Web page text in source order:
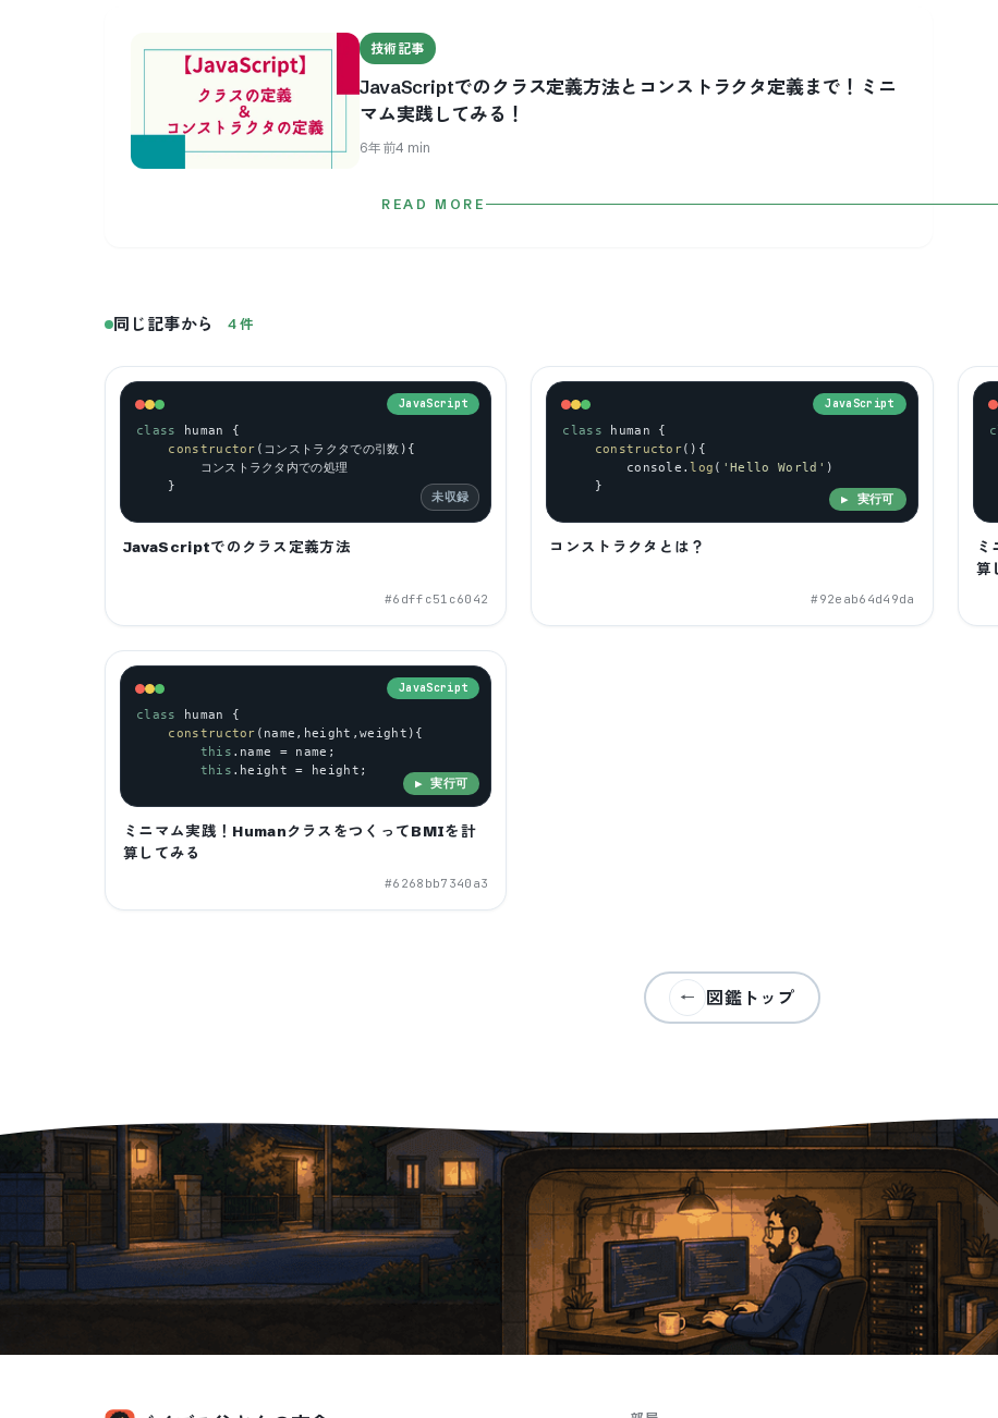
技術記事
JavaScriptでのクラス定義方法とコンストラクタ定義まで！ミニ
マム実践してみる！
6年前4 min
READ MORE
同じ記事から 4 件
JavaScript
class human
{
constructor (コンストラクタでの引数){
        コンストラクタ内での処理
    }
未収録
JavaScriptでのクラス定義方法
#6dffc51c6042
JavaScript
class human {
constructor(){
console . log ( 'Hello World' )
    }
▶ 実行可
コンストラクタとは？
#92eab64d49da
算
JavaScript
class human
{
constructor ( name , height , weight ){
this . name = name ;
this . height = height ;
▶ 実行可
ミニマム実践！HumanクラスをつくってBMIを計
算してみる
#6268bb7340a3
← 図鑑トップ